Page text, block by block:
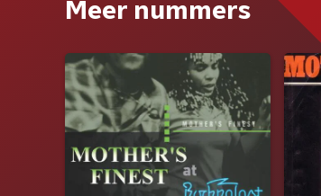
Meer nummers